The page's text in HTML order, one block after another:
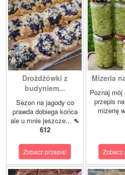
Drożdżówki z
budyniem...
Sezon na jagody co
prawda dobiega końca
ale u mnie jeszcze... ⇖
612
Zobacz przepis!
Mizeria
Poznaj mój
przepis
mizerię
Zobacz